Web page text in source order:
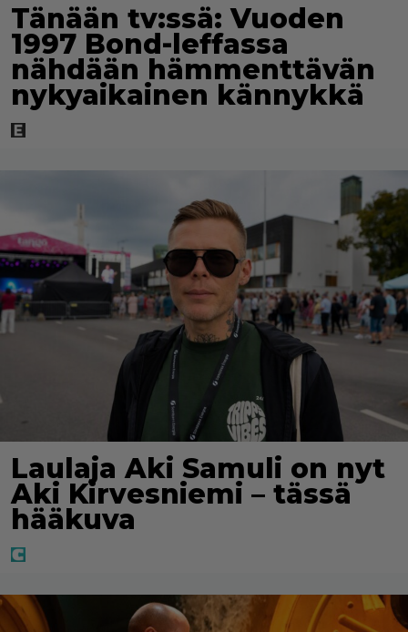
Tänään tv:ssä: Vuoden
1997 Bond-leffassa
nähdään hämmenttävän
nykyaikainen kännykkä
Laulaja Aki Samuli on nyt
Aki Kirvesniemi – tässä
hääkuva